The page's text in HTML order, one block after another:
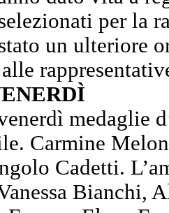
per la
un ulteriore
medaglie
Carmine
Cadetti.
Bianchi,